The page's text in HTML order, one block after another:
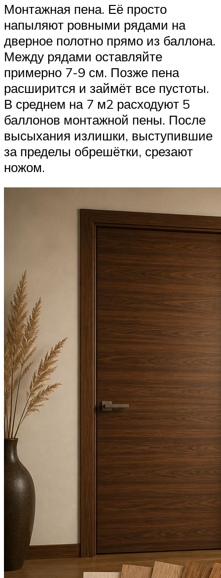
Монтажная пена. Её просто
напыляют ровными рядами на
дверное полотно прямо из баллона.
Между рядами оставляйте
примерно 7-9 см. Позже пена
расширится и займёт все пустоты.
В среднем на 7 м2 расходуют 5
баллонов монтажной пены. После
высыхания излишки, выступившие
за пределы обрешётки, срезают
ножом.